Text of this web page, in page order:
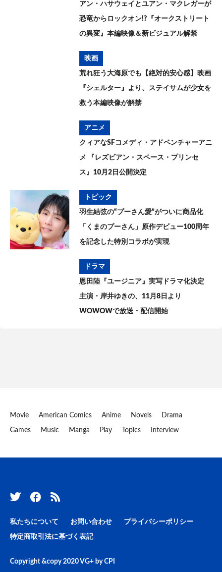
アン・ハサウェイとユアン・マクレガーが
恐竜からロックオン!?『オークストリート
の異変』本編映像＆新ビジュアル解禁
映画
荒れ狂う大海原でも【絶対的安心感】映画
『シェルター』より、ステイサムが少女を
救う本編映像が解禁
アニメ
クィアなSFコメディ・アドベンチャーアニ
メ 『レズビアン・スペース・プリンセ
ス』10月2日公開決定
トピック
羽生結弦の“プーさん愛”がついに商品化
「くまのプーさん」原作デビュー100周年
を記念した特別コラボが実現
ドラマ
恩田陸『ユージニア』実写ドラマ化決定
主演・岸井ゆきの、11月8日より
WOWOWで放送・配信開始
Movie American Comics Anime Novels Drama
Games Music Manga Play Topics Interview
私たちについて お問い合わせ プライバシーポリシー
特定商取引法に基づく表記
Copyright &copy 2020VG+ byCPI